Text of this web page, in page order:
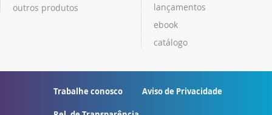
outros produtos
lançamentos
ebook
catálogo
Trabalhe conosco Aviso de Privacidade